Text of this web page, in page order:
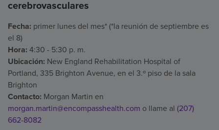
cerebrovasculares
Fecha: primer lunes del mes* (*la reunión de septiembre es
el 8)
Hora: 4:30 - 5:30 p. m.
Ubicación: New England Rehabilitation Hospital of
Portland, 335 Brighton Avenue, en el 3.º piso de la sala
Brighton
Contacto: Morgan Martin en
morgan.martin@encompasshealth.com o llame al (207)
662-8082